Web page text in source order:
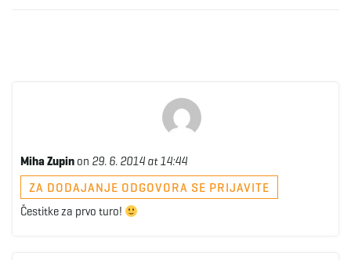
Miha Zupin on 29. 6. 2014 at 14:44
ZA DODAJANJE ODGOVORA SE PRIJAVITE
Čestitke za prvo turo!